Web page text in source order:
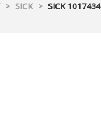
> SICK > SICK